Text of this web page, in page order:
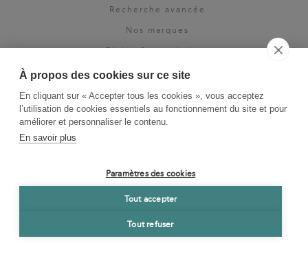
À propos des cookies sur ce site
En cliquant sur « Accepter tous les cookies », vous acceptez
l’utilisation de cookies essentiels au fonctionnement du site et pour
améliorer et personnaliser le contenu.
En savoir plus
Paramètres des cookies
Tout accepter
Tout refuser
Recherche avancée
Nos marques
Rights & permissions
La Vie des Classiques
Le Blog